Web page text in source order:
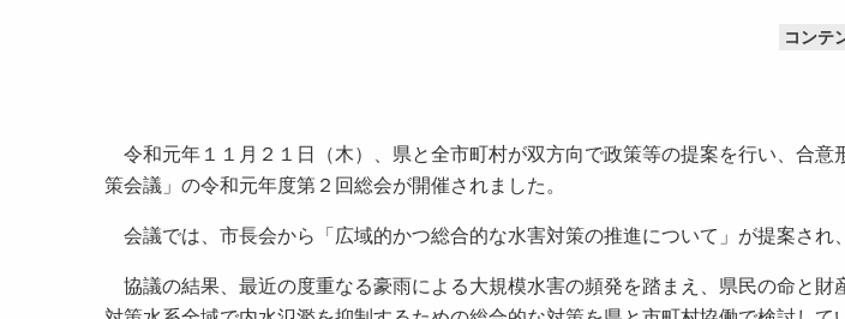
コンテ
令和元年１１月２１日（木）、県と全市町村が双方向で政策等の提案を行い、合意
策会議」の令和元年度第２回総会が開催されました。
会議では、市長会から「広域的かつ総合的な水害対策の推進について」が提案され
協議の結果、最近の度重なる豪雨による大規模水害の頻発を踏まえ、県民の命と財